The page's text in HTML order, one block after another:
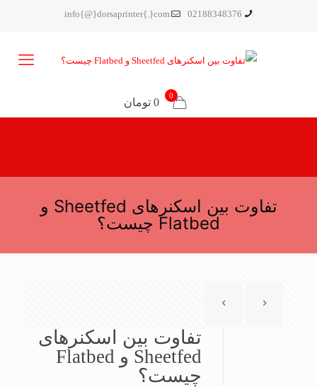
02188348376
info{@}dorsaprinter{.}com
0
0 تومان
تفاوت بین اسکنرهای Sheetfed و
Flatbed چیست؟
تفاوت بین اسکنرهای
Sheetfed و Flatbed
چیست؟